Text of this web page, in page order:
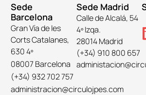
Sede
Barcelona
Gran Vía de les
Corts Catalanes,
630 4º
08007 Barcelona
(+34) 932 702 757
administracion@circulojpes.com
Sede Madrid
Calle de Alcalá, 54
4º Izqa.
28014 Madrid
(+34) 910 800 657